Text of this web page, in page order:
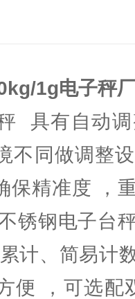
1g电子秤
具有自动
不同做调整
保精准度 ，
锈钢电子台
计、简易计
便 ，可选配